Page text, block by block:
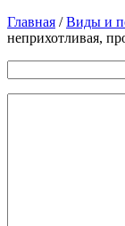
Главная /Виды и
неприхотливая,